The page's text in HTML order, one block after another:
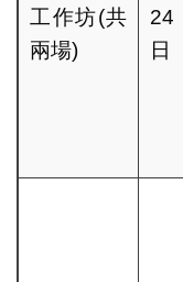
工作坊(共
兩場)
24
日